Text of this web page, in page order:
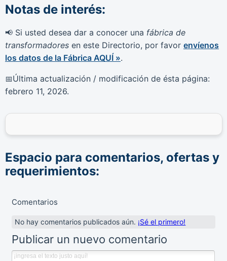
Notas de interés:
📢 Si usted desea dar a conocer una fábrica de
transformadores en este Directorio, por favor envíenos
los datos de la Fábrica AQUÍ ».
📅Última actualización / modificación de ésta página:
febrero 11, 2026.
Espacio para comentarios, ofertas y
requerimientos:
Comentarios
No hay comentarios publicados aún. ¡Sé el primero!
Publicar un nuevo comentario